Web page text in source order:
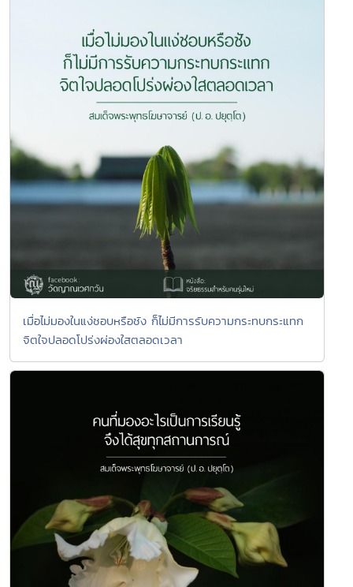
เมื่อไม่มองในแง่ชอบหรือชัง ก็ไม่มีการรับความกระทบกระแทก
จิตใจปลอดโปร่งผ่องใสตลอดเวลา